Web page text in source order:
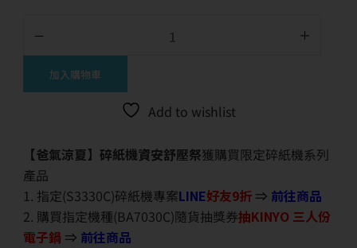
加入購物車
Add to wishlist
【爸氣涼夏】碎紙機資安舒壓祭獲購買限定碎紙機系列
產品
1. 指定(S3330C)碎紙機專案LINE好友9折 ⇒ 前往商品
2. 購買指定機種(BA7030C)隨貨抽獎券抽KINYO 三人份
電子鍋 ⇒ 前往商品